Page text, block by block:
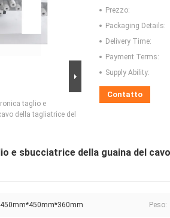
taglio e
della tagliatrice del
Prezzo:
Packaging Details:
Delivery Time:
Payment Terms:
Supply Ability:
Contatto
e sbucciatrice della guaina del
450mm*450mm*360mm Peso: